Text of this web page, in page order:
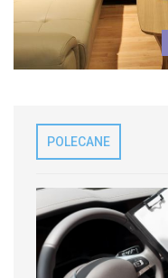
POLECANE